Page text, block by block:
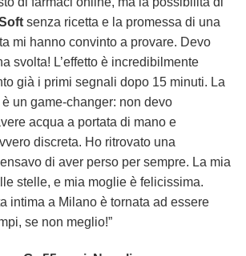
senza ricetta e la promessa di una
mi hanno convinto a provare. Devo
svolta! L’effetto è incredibilmente
già i primi segnali dopo 15 minuti. La
un game-changer: non devo
acqua a portata di mano e
discreta. Ho ritrovato una
di aver perso per sempre. La mia
stelle, e mia moglie è felicissima.
intima a Milano è tornata ad essere
se non meglio!”